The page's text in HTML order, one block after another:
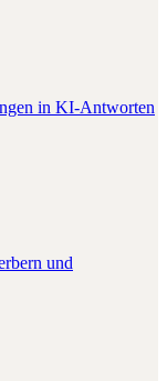
in KI-Antworten
und